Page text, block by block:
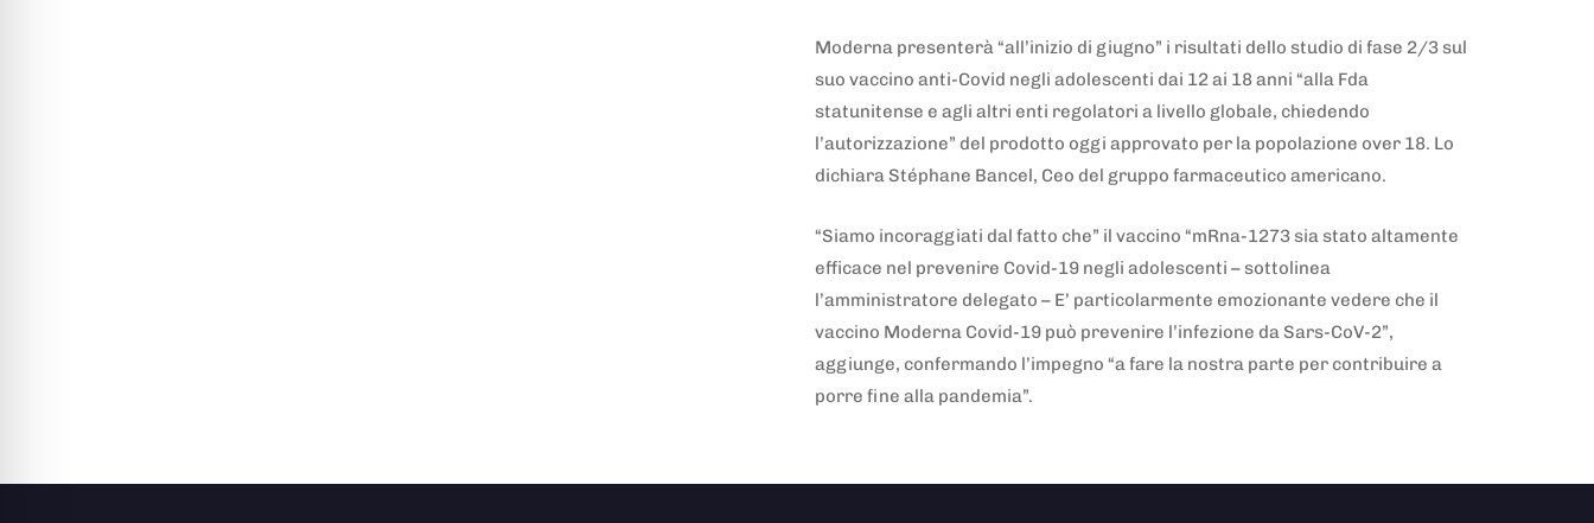
Moderna presenterà “all’inizio di giugno” i risultati dello studio di fase 2/3 sul
suo vaccino anti-Covid negli adolescenti dai 12 ai 18 anni “alla Fda
statunitense e agli altri enti regolatori a livello globale, chiedendo
l’autorizzazione” del prodotto oggi approvato per la popolazione over 18. Lo
dichiara Stéphane Bancel, Ceo del gruppo farmaceutico americano.
“Siamo incoraggiati dal fatto che” il vaccino “mRna-1273 sia stato altamente
efficace nel prevenire Covid-19 negli adolescenti – sottolinea
l’amministratore delegato – E’ particolarmente emozionante vedere che il
vaccino Moderna Covid-19 può prevenire l’infezione da Sars-CoV-2”,
aggiunge, confermando l’impegno “a fare la nostra parte per contribuire a
porre fine alla pandemia”.